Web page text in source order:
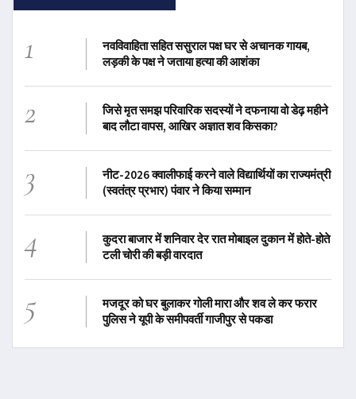
1
नवविवाहिता सहित ससुराल पक्ष घर से अचानक गायब,
लड़की के पक्ष ने जताया हत्या की आशंका
2
जिसे मृत समझ परिवारिक सदस्यों ने दफनाया वो डेढ़ महीने
बाद लौटा वापस, आखिर अज्ञात शव किसका?
3
नीट-2026 क्वालीफाई करने वाले विद्यार्थियों का राज्यमंत्री
(स्वतंत्र प्रभार) पंवार ने किया सम्मान
4
कुदरा बाजार में शनिवार देर रात मोबाइल दुकान में होते-होते
टली चोरी की बड़ी वारदात
5
मजदूर को घर बुलाकर गोली मारा और शव ले कर फरार
पुलिस ने यूपी के समीपवर्ती गाजीपुर से पकडा